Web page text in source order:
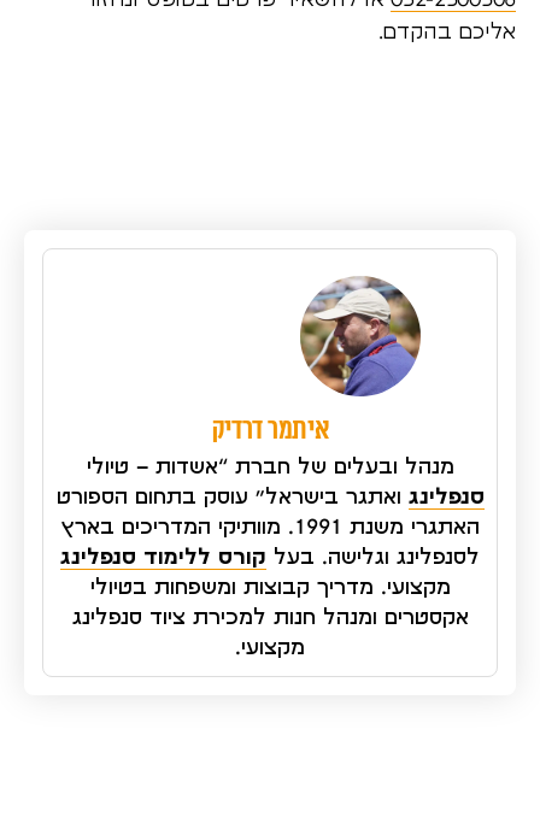
אליכם בהקדם.
איתמר דרדיק
מנהל ובעלים של חברת “אשדות – טיולי
סנפלינג ואתגר בישראל” עוסק בתחום הספורט
האתגרי משנת 1991. מוותיקי המדריכים בארץ
לסנפלינג וגלישה. בעל קורס ללימוד סנפלינג
מקצועי. מדריך קבוצות ומשפחות בטיולי
אקסטרים ומנהל חנות למכירת ציוד סנפלינג
מקצועי.